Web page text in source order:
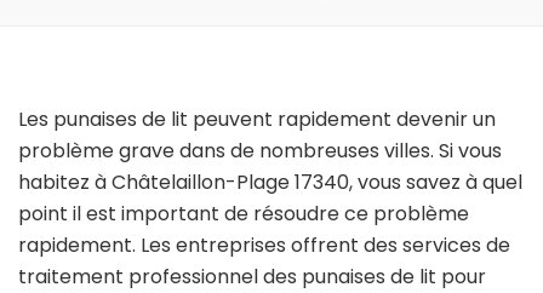
Les punaises de lit peuvent rapidement devenir un
problème grave dans de nombreuses villes. Si vous
habitez à Châtelaillon-Plage 17340, vous savez à quel
point il est important de résoudre ce problème
rapidement. Les entreprises offrent des services de
traitement professionnel des punaises de lit pour